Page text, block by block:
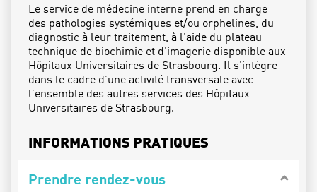
Le service de médecine interne prend en charge
des pathologies systémiques et/ou orphelines, du
diagnostic à leur traitement, à l’aide du plateau
technique de biochimie et d’imagerie disponible aux
Hôpitaux Universitaires de Strasbourg. Il s’intègre
dans le cadre d’une activité transversale avec
l’ensemble des autres services des Hôpitaux
Universitaires de Strasbourg.
INFORMATIONS PRATIQUES
Prendre rendez-vous